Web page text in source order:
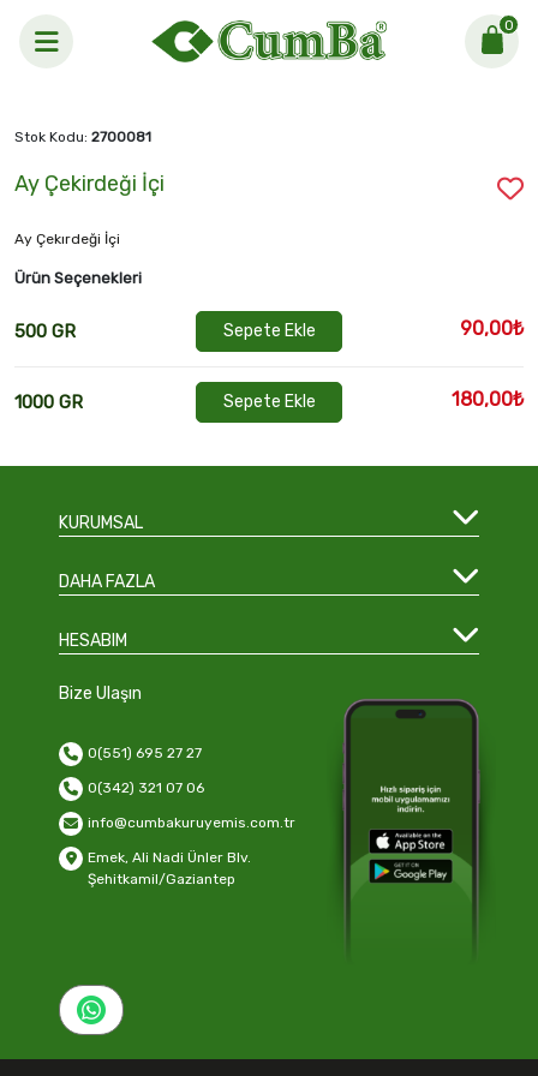
0
Ay Çekirdeği İçi
Stok Kodu: 2700081
Ay Çekirdeği İçi
Ay Çekırdeği İçi
Ürün Seçenekleri
500 GR Sepete Ekle 90,00₺
1000 GR Sepete Ekle 180,00₺
KURUMSAL
DAHA FAZLA
HESABIM
Bize Ulaşın
0(551) 695 27 27
0(342) 321 07 06
info@cumbakuruyemis.com.tr
Emek, Ali Nadi Ünler Blv.
Şehitkamil/Gaziantep